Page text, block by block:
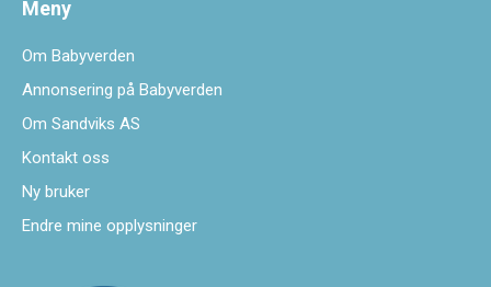
Meny
Om Babyverden
Annonsering på Babyverden
Om Sandviks AS
Kontakt oss
Ny bruker
Endre mine opplysninger